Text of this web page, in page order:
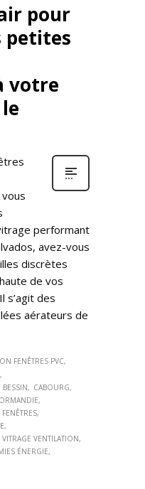
pour
petites
votre
performant
avez-vous
discrètes
de vos
s’agit des
aérateurs de
FENÊTRES PVC
BESSIN
CABOURG
VENTILATION
ÉNERGIE